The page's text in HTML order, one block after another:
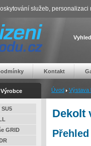
Kontakt
Výrobce Úvod Výstava
GRID
Dekolt
služeb,